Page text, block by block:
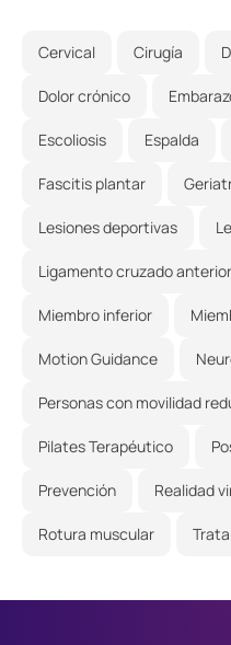
Cervical Cirugía
Dolor crónico
Escoliosis Espalda
Fascitis plantar
Lesiones deportivas
Ligamento cruzado anterior
Miembro inferior
Motion Guidance
Personas con movilidad
Pilates Terapéutico
Prevención Realidad
Rotura muscular